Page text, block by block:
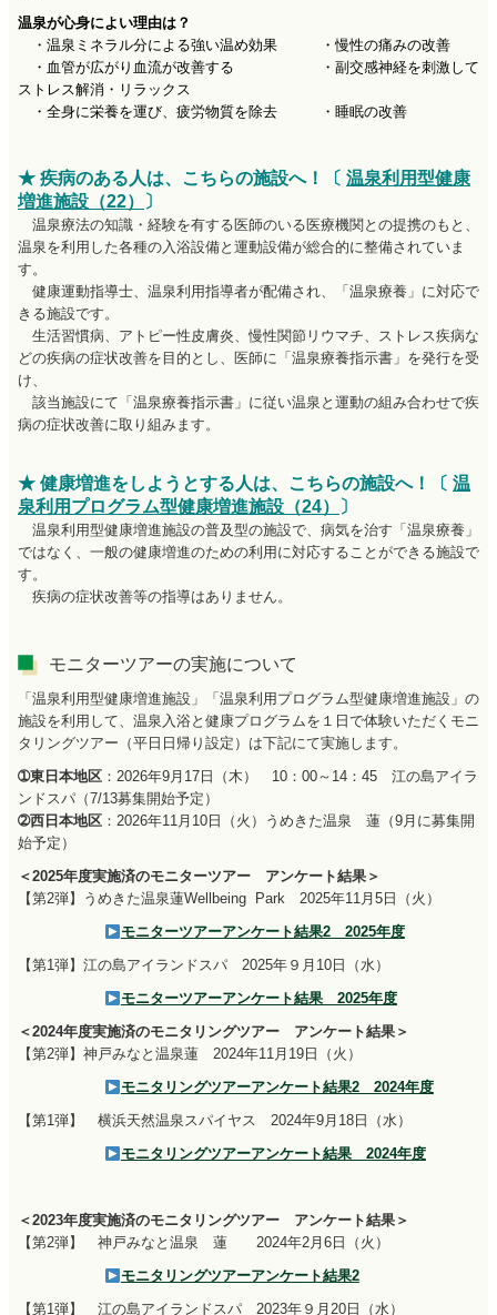
温泉が心身によい理由は？
・温泉ミネラル分による強い温め効果 ・慢性の痛みの改善
・血管が広がり血流が改善する ・副交感神経を刺激して
ストレス解消・リラックス
・全身に栄養を運び、疲労物質を除去 ・睡眠の改善
★ 疾病のある人は、こちらの施設へ！〔 温泉利用型健康
増進施設（22）
〕
温泉療法の知識・経験を有する医師のいる医療機関との提携のもと、
温泉を利用した各種の入浴設備と運動設備が総合的に整備されていま
す。
健康運動指導士、温泉利用指導者が配備され、「温泉療養」に対応で
きる施設です。
生活習慣病、アトピー性皮膚炎、慢性関節リウマチ、ストレス疾病な
どの疾病の症状改善を目的とし、医師に「温泉療養指示書」を発行を受
け、
該当施設にて「温泉療養指示書」に従い温泉と運動の組み合わせで疾
病の症状改善に取り組みます。
★ 健康増進をしようとする人は、こちらの施設へ！ 〔 温
泉利用プログラム型健康増進施設（24）
〕
温泉利用型健康増進施設の普及型の施設で、病気を治す「温泉療養」
ではなく、一般の健康増進のための利用に対応することができる施設で
す。
疾病の症状改善等の指導はありません。
モニターツアーの実施について
「温泉利用型健康増進施設」「温泉利用プログラム型健康増進施設」の
施設を利用して、温泉入浴と健康プログラムを１日で体験いただくモニ
タリングツアー（平日日帰り設定）は下記にて実施します。
➀東日本地区 ：2026年9月17日（木） 10：00～14：45 江の島アイラ
ンドスパ（7/13募集開始予定）
➁西日本地区 ：2026年11月10日（火）うめきた温泉 蓮（9月に募集開
始予定）
＜2025年度実施済のモニターツアー アンケート結果＞
【第2弾】うめきた温泉蓮Wellbeing Park 2025年11月5日（火）
モニターツアーアンケート結果2 2025年度
【第1弾】江の島アイランドスパ 2025年９月10日（水）
モニターツアーアンケート結果 2025年度
＜2024年度実施済のモニタリングツアー アンケート結果＞
【第2弾】神戸みなと温泉蓮 2024年11月19日（火）
モニタリングツアーアンケート結果2 2024年度
【第1弾】 横浜天然温泉スパイヤス 2024年9月18日（水）
モニタリングツアーアンケート結果 2024年度
＜2023年度実施済のモニタリングツアー アンケート結果＞
【第2弾】 神戸みなと温泉 蓮 2024年2月6日（火）
モニタリングツアーアンケート結果2
【第1弾】 江の島アイランドスパ 2023年９月20日（水）